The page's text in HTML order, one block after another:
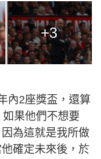
+3
內2座獎盃，還算
果他們不想要
為這就是我所做
確定未來後，於